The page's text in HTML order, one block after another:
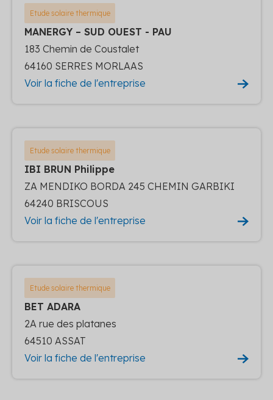
Etude solaire thermique
MANERGY – SUD OUEST - PAU
183 Chemin de Coustalet
64160 SERRES MORLAAS
Voir la fiche de l'entreprise
Etude solaire thermique
IBI BRUN Philippe
ZA MENDIKO BORDA 245 CHEMIN GARBIKI
64240 BRISCOUS
Voir la fiche de l'entreprise
Etude solaire thermique
BET ADARA
2A rue des platanes
64510 ASSAT
Voir la fiche de l'entreprise